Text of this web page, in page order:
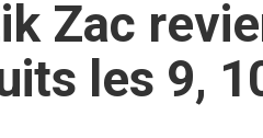
Zac
les 9,